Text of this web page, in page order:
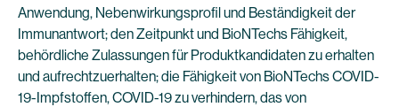
Anwendung, Nebenwirkungsprofil und Beständigkeit der
Immunantwort; den Zeitpunkt und BioNTechs Fähigkeit,
behördliche Zulassungen für Produktkandidaten zu erhalten
und aufrechtzuerhalten; die Fähigkeit von BioNTechs COVID-
19-Impfstoffen, COVID-19 zu verhindern, das von